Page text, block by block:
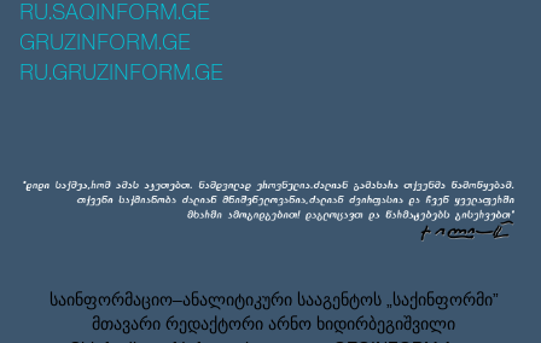
RU.SAQINFORM.GE
GRUZINFORM.GE
RU.GRUZINFORM.GE
საინფორმაციო–ანალიტიკური სააგენტოს „საქინფორმი”
მთავარი რედაქტორი არნო ხიდირბეგიშვილი